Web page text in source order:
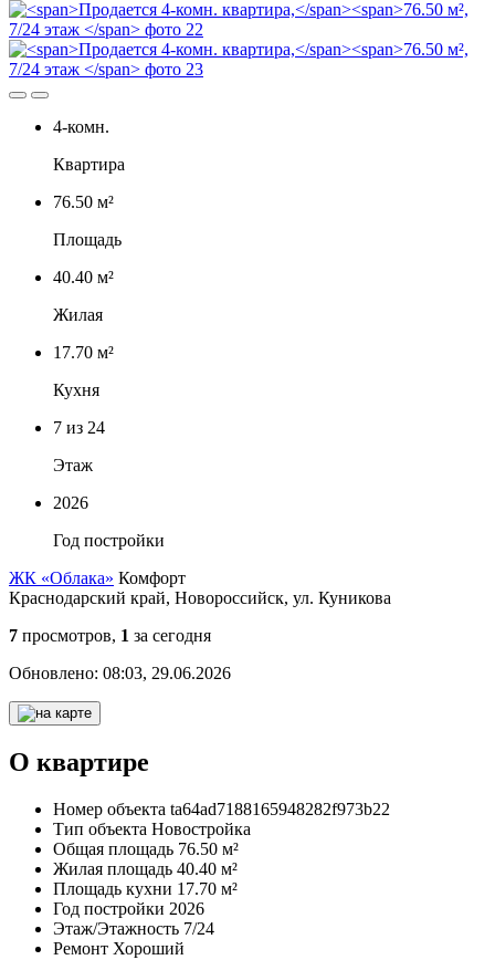
4-комн.
Квартира
76.50 м²
Площадь
40.40 м²
Жилая
17.70 м²
Кухня
7 из 24
Этаж
2026
Год постройки
ЖК «Облака» Комфорт
Краснодарский край, Новороссийск, ул. Куникова
7 просмотров, 1 за сегодня
Обновлено: 08:03, 29.06.2026
О квартире
Номер объекта ta64ad7188165948282f973b22
Тип объекта Новостройка
Общая площадь 76.50 м²
Жилая площадь 40.40 м²
Площадь кухни 17.70 м²
Год постройки 2026
Этаж/Этажность 7/24
Ремонт Хороший